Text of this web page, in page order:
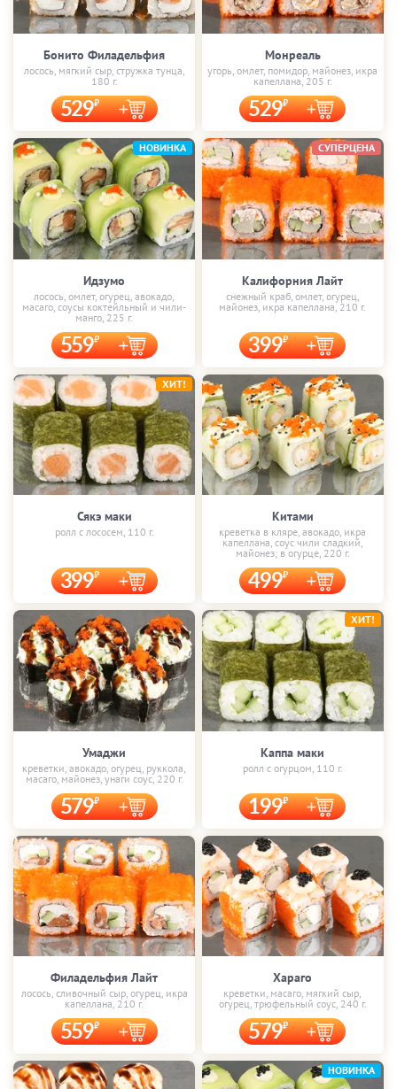
Бонито Филадельфия
лосось, мягкий сыр, стружка тунца,
180 г.
529
Монреаль
угорь, омлет, помидор, майонез, икра
капеллана, 205 г.
529
Идзумо
лосось, омлет, огурец, авокадо,
масаго, соусы коктейльный и чили-
манго, 225 г.
559
НОВИНКА
Калифорния Лайт
снежный краб, омлет, огурец,
майонез, икра капеллана, 210 г.
399
СУПЕРЦЕНА
Сякэ маки
ролл с лососем, 110 г.
399
ХИТ!
Китами
креветка в кляре, авокадо, икра
капеллана, соус чили сладкий,
майонез; в огурце, 220 г.
499
Умаджи
креветки, авокадо, огурец, руккола,
масаго, майонез, унаги соус, 220 г.
579
Каппа маки
ролл с огурцом, 110 г.
199
ХИТ!
Филадельфия Лайт
лосось, сливочный сыр, огурец, икра
капеллана, 210 г.
559
Хараго
креветки, масаго, мягкий сыр,
огурец, трюфельный соус, 240 г.
579
НОВИНКА